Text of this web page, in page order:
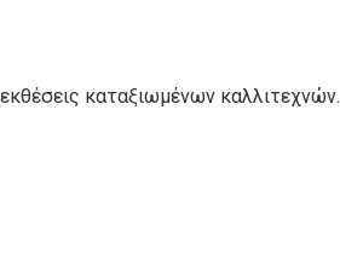
καταξιωμένων καλλιτεχνών.